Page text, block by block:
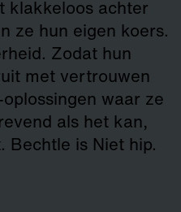
klakkeloos achter
ze hun eigen koers.
Zodat hun
met vertrouwen
waar ze
als het kan,
Bechtle is Niet hip.